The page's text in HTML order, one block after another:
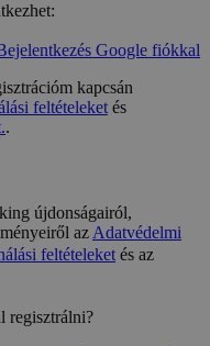
Google fiókkal
kapcsán
feltételeketés
.
újdonságairól,
azAdatvédelmi
feltételeketés az
regisztrálni?